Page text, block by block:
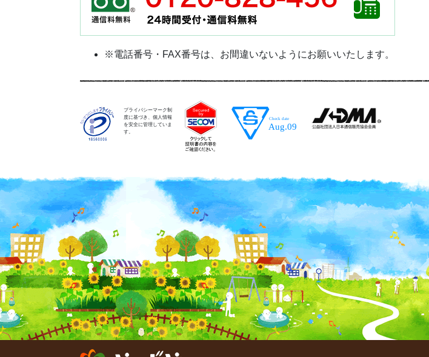
※電話番号・FAX番号は、お間違いないようにお願いいたします。
プライバシーマーク制
度に基づき、個人情報
を安全に管理していま
す。